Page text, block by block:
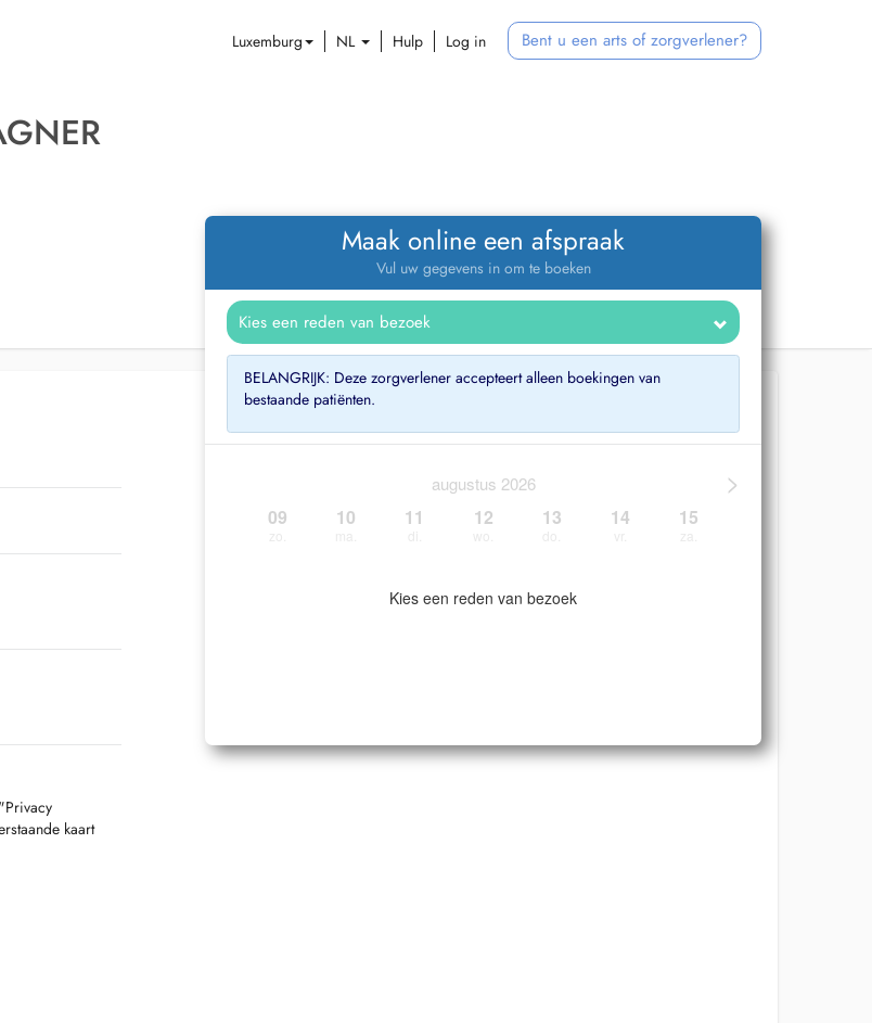
Luxemburg NL Hulp Log in Bent u een arts of zorgverlener?
Maak online een afspraak
Vul uw gegevens in om te boeken
BELANGRIJK: Deze zorgverlener accepteert alleen boekingen van
bestaande patiënten.
>
augustus 2026
09 10 11 12 13 14 15
Kies een reden van bezoek
kaart